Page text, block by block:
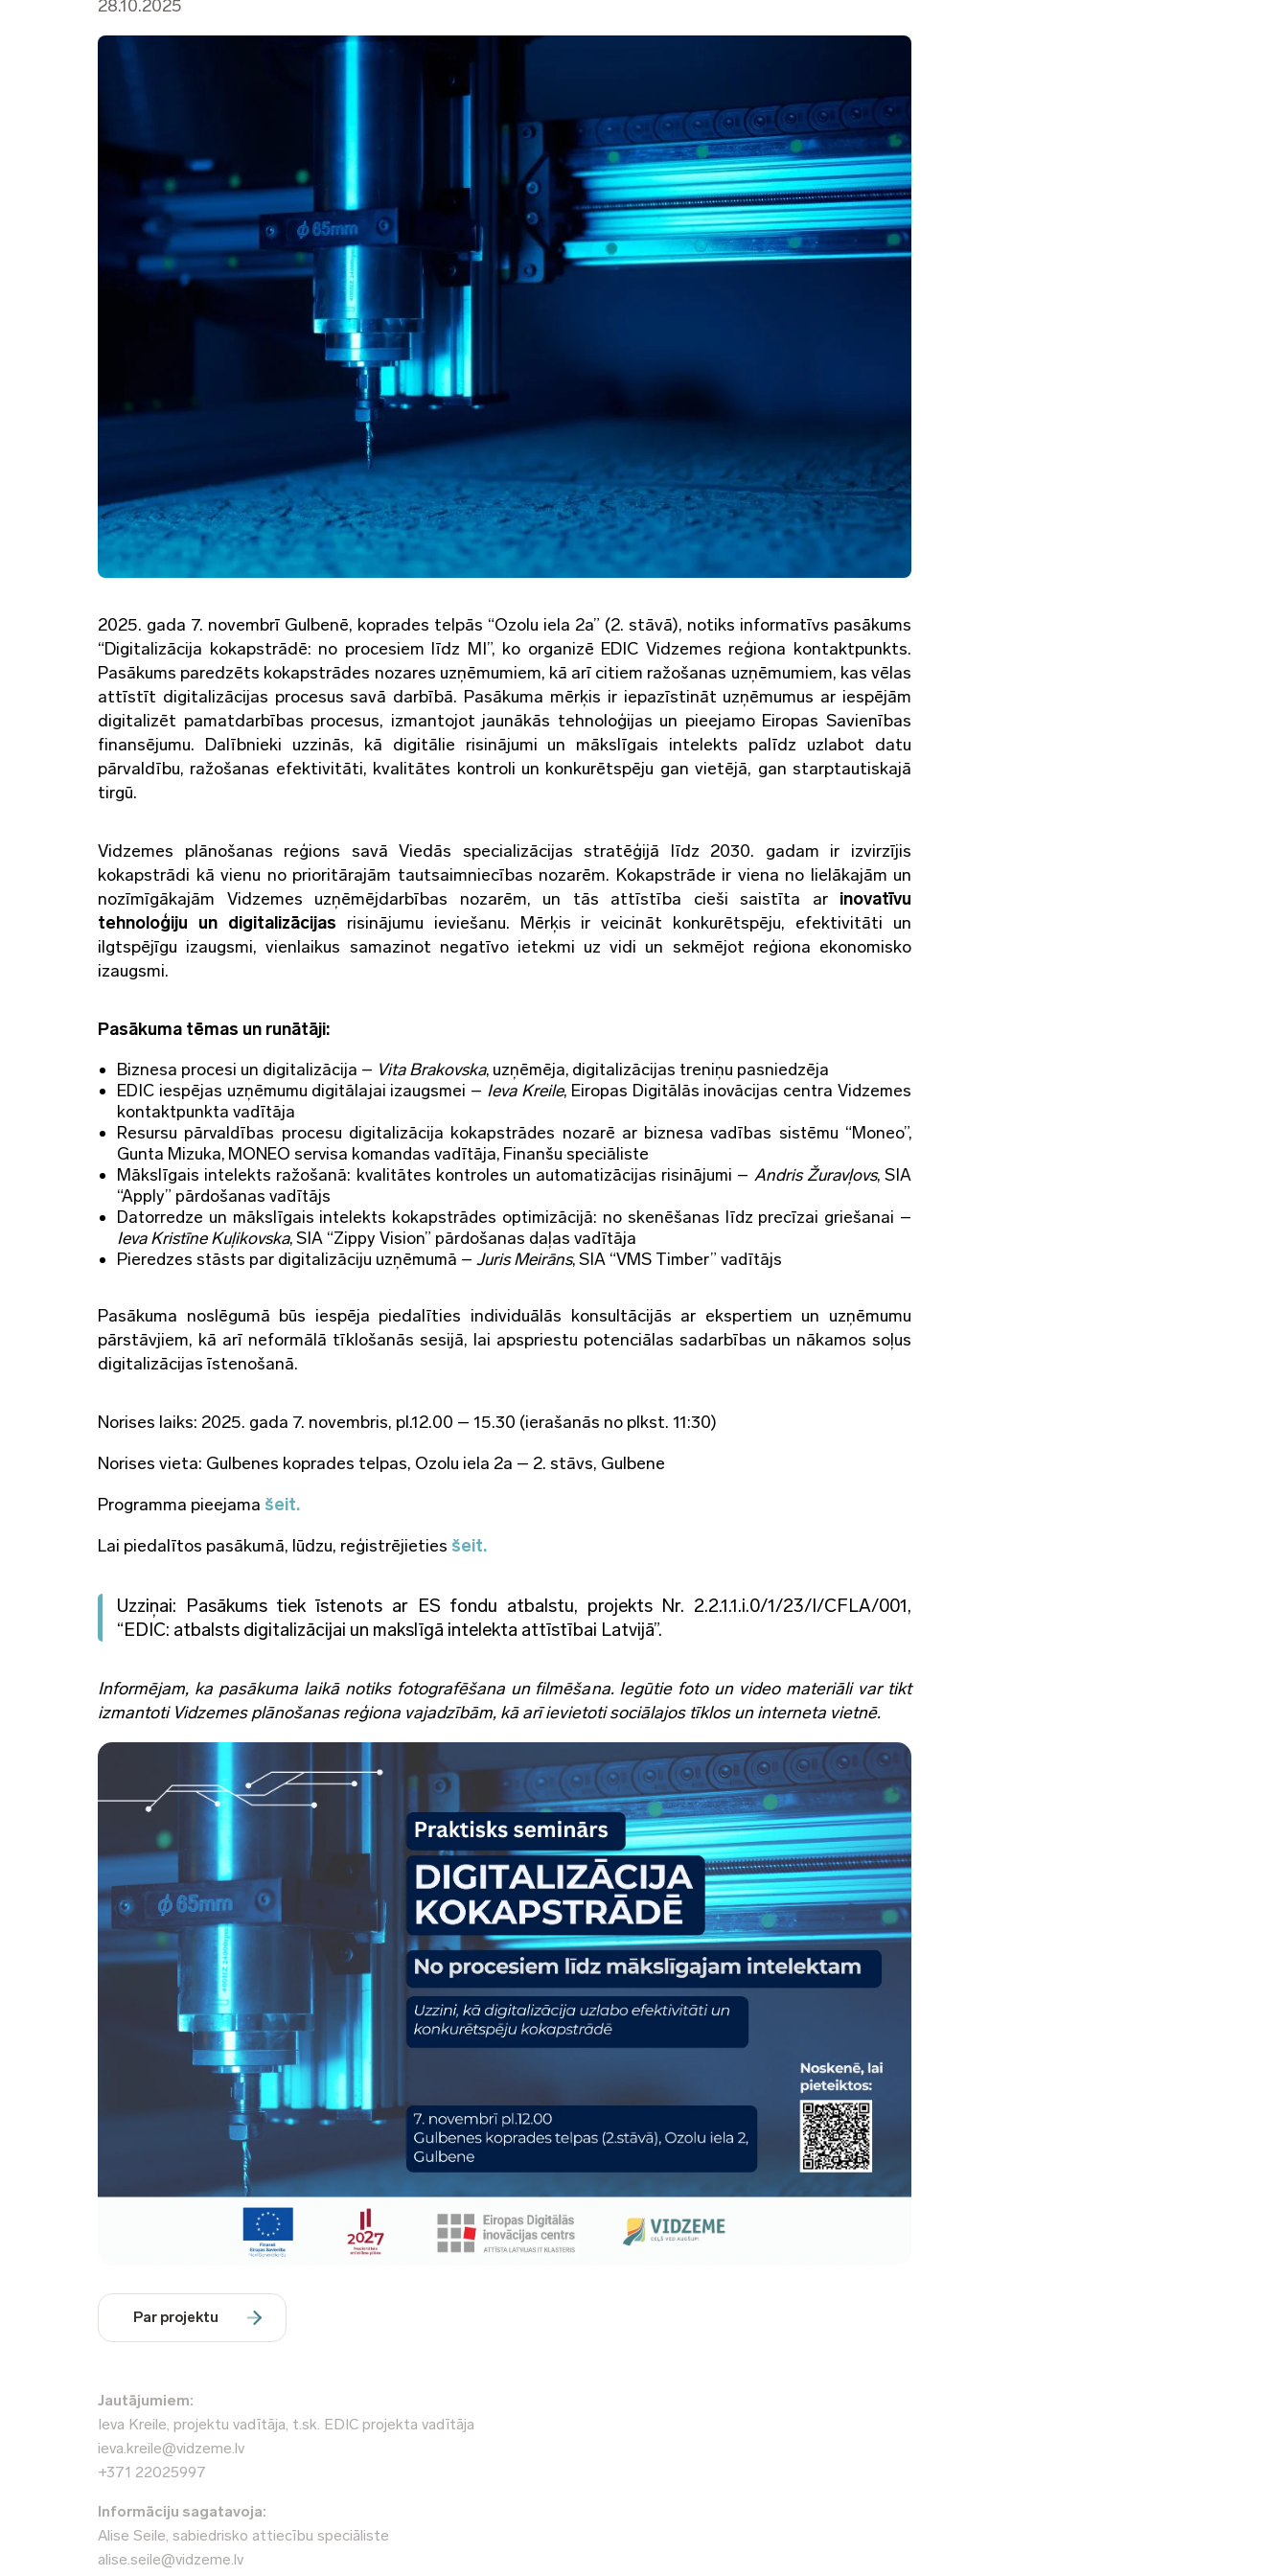
28.10.2025
2025. gada 7. novembrī Gulbenē, koprades telpās “Ozolu iela 2a” (2. stāvā), notiks informatīvs pasākums
“Digitalizācija kokapstrādē: no procesiem līdz MI”, ko organizē EDIC Vidzemes reģiona kontaktpunkts.
Pasākums paredzēts kokapstrādes nozares uzņēmumiem, kā arī citiem ražošanas uzņēmumiem, kas vēlas
attīstīt digitalizācijas procesus savā darbībā. Pasākuma mērķis ir iepazīstināt uzņēmumus ar iespējām
digitalizēt pamatdarbības procesus, izmantojot jaunākās tehnoloģijas un pieejamo Eiropas Savienības
finansējumu. Dalībnieki uzzinās, kā digitālie risinājumi un mākslīgais intelekts palīdz uzlabot datu
pārvaldību, ražošanas efektivitāti, kvalitātes kontroli un konkurētspēju gan vietējā, gan starptautiskajā
tirgū.
Vidzemes plānošanas reģions savā Viedās specializācijas stratēģijā līdz 2030. gadam ir izvirzījis
kokapstrādi kā vienu no prioritārajām tautsaimniecības nozarēm. Kokapstrāde ir viena no lielākajām un
nozīmīgākajām Vidzemes uzņēmējdarbības nozarēm, un tās attīstība cieši saistīta ar inovatīvu
tehnoloģiju un digitalizācijas risinājumu ieviešanu. Mērķis ir veicināt konkurētspēju, efektivitāti un
ilgtspējīgu izaugsmi, vienlaikus samazinot negatīvo ietekmi uz vidi un sekmējot reģiona ekonomisko
izaugsmi.
Pasākuma tēmas un runātāji:
Biznesa procesi un digitalizācija – Vita Brakovska, uzņēmēja, digitalizācijas treniņu pasniedzēja
EDIC iespējas uzņēmumu digitālajai izaugsmei – Ieva Kreile, Eiropas Digitālās inovācijas centra Vidzemes
kontaktpunkta vadītāja
Resursu pārvaldības procesu digitalizācija kokapstrādes nozarē ar biznesa vadības sistēmu “Moneo”,
Gunta Mizuka, MONEO servisa komandas vadītāja, Finanšu speciāliste
Mākslīgais intelekts ražošanā: kvalitātes kontroles un automatizācijas risinājumi – Andris Žuravļovs, SIA
“Apply” pārdošanas vadītājs
Datorredze un mākslīgais intelekts kokapstrādes optimizācijā: no skenēšanas līdz precīzai griešanai –
Ieva Kristīne Kuļikovska, SIA “Zippy Vision” pārdošanas daļas vadītāja
Pieredzes stāsts par digitalizāciju uzņēmumā – Juris Meirāns, SIA “VMS Timber” vadītājs
Pasākuma noslēgumā būs iespēja piedalīties individuālās konsultācijās ar ekspertiem un uzņēmumu
pārstāvjiem, kā arī neformālā tīklošanās sesijā, lai apspriestu potenciālas sadarbības un nākamos soļus
digitalizācijas īstenošanā.
Norises laiks: 2025. gada 7. novembris, pl.12.00 – 15.30 (ierašanās no plkst. 11:30)
Norises vieta: Gulbenes koprades telpas, Ozolu iela 2a – 2. stāvs, Gulbene
Programma pieejama šeit.
Lai piedalītos pasākumā, lūdzu, reģistrējieties šeit.
Uzziņai: Pasākums tiek īstenots ar ES fondu atbalstu, projekts Nr. 2.2.1.1.i.0/1/23/I/CFLA/001,
“EDIC: atbalsts digitalizācijai un makslīgā intelekta attīstībai Latvijā”.
Informējam, ka pasākuma laikā notiks fotografēšana un filmēšana. Iegūtie foto un video materiāli var tikt
izmantoti Vidzemes plānošanas reģiona vajadzībām, kā arī ievietoti sociālajos tīklos un interneta vietnē.
Par projektu
Jautājumiem:
Ieva Kreile, projektu vadītāja, t.sk. EDIC projekta vadītāja
ieva.kreile@vidzeme.lv
+371 22025997
Informāciju sagatavoja:
Alise Seile, sabiedrisko attiecību speciāliste
alise.seile@vidzeme.lv